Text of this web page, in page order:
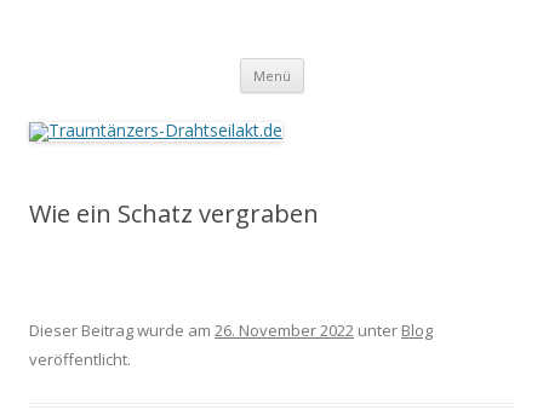
Menü Springe
Inhalt
Wie ein Schatz vergraben
Dieser Beitrag wurde am 26. November 2022 unter Blog
veröffentlicht.